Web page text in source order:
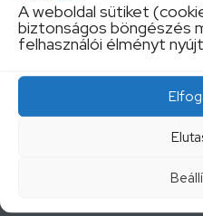
A weboldal sütiket
biztonságos böngészés
felhasználói élményt
Látótér
vizsgálat
13:30-
15:00
A szakrendelések
kattintva